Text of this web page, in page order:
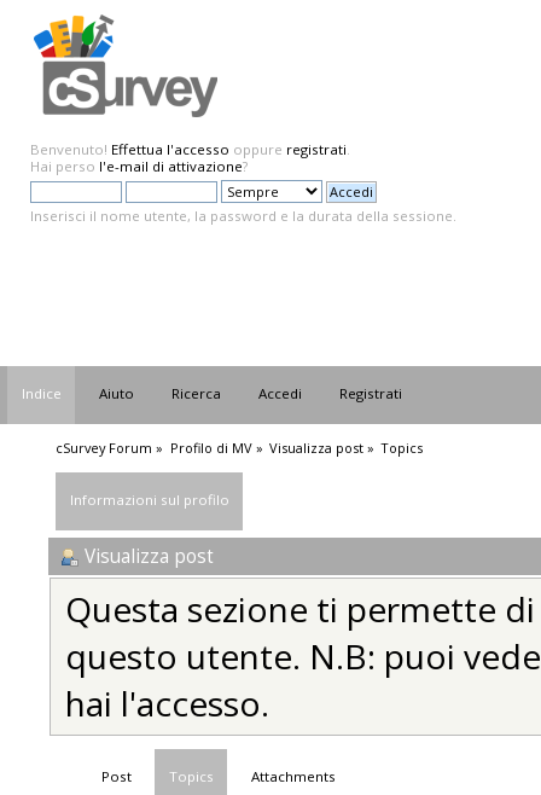
Benvenuto! Effettua l'accesso oppure registrati.
Hai perso l'e-mail di attivazione?
Inserisci il nome utente, la password e la durata della sessione.
Indice Aiuto Ricerca Accedi Registrati
cSurvey Forum » Profilo di MV» Visualizza post » Topics
Informazioni sul profilo
Visualizza post
Questa sezione ti permette
questo utente. N.B: puoi
hai l'accesso.
Post Topics Attachments